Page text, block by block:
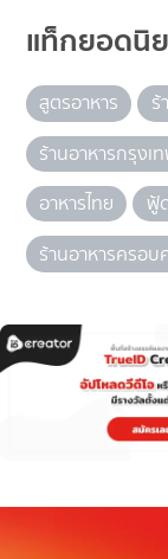
แท็กยอดนิ
สูตรอาหาร ร้
ร้านอาหารกรุงเ
อาหารไทย
ฟู้
ร้านอาหารครอบ